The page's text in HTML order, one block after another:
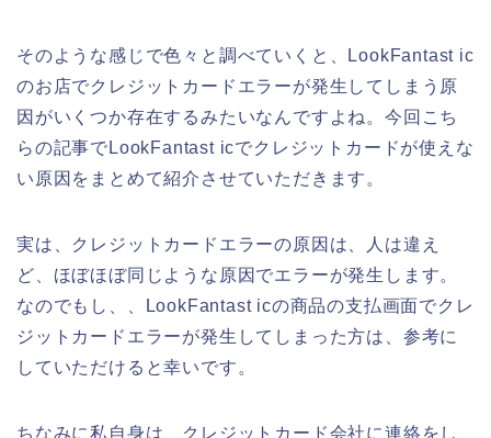
そのような感じで色々と調べていくと、LookFantast ic
のお店でクレジットカードエラーが発生してしまう原
因がいくつか存在するみたいなんですよね。今回こち
らの記事でLookFantast icでクレジットカードが使えな
い原因をまとめて紹介させていただきます。
実は、クレジットカードエラーの原因は、人は違え
ど、ほぼほぼ同じような原因でエラーが発生します。
なのでもし、、LookFantast icの商品の支払画面でクレ
ジットカードエラーが発生してしまった方は、参考に
していただけると幸いです。
ちなみに私自身は、クレジットカード会社に連絡をし